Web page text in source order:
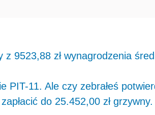
9523,88 zł wynagrodzenia
PIT-11. Ale czy zebrałeś
do 25.452,00 zł grzywny.